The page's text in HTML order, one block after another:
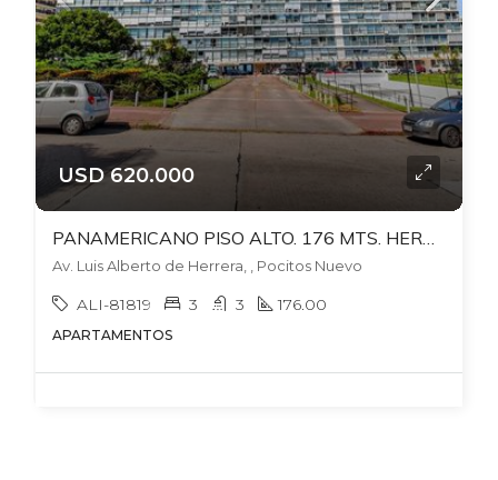
USD 620.000
Av. Luis Alberto de Herrera, , Pocitos Nuevo
ALI-81819 3 3 176.00
APARTAMENTOS